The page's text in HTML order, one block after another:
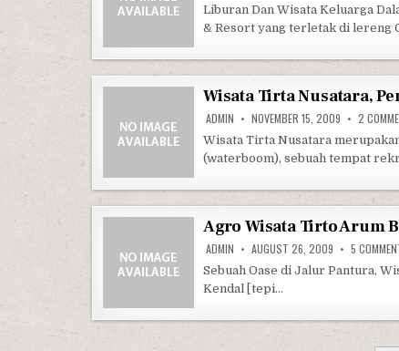
Liburan Dan Wisata Keluarga
& Resort yang terletak di lereng
Wisata Tirta Nusatara,
ADMIN NOVEMBER 15, 2009 2
Wisata Tirta Nusatara
(waterboom), sebuah tempat
Agro Wisata Tirto Arum
ADMIN AUGUST 26, 2009 5
Sebuah Oase di Jalur Pantura,
Kendal [tepi…